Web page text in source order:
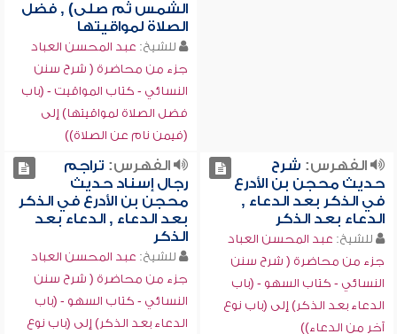
الشمس ثم صلى) , فضل
الصلاة لمواقيتها
للشيخ: عبد المحسن العباد
جزء من محاضرة ( شرح سنن
النسائي - كتاب المواقيت - (باب
فضل الصلاة لمواقيتها) إلى
(فيمن نام عن الصلاة))
الفهرس: شرح
حديث محجن بن الأدرع
في الذكر بعد الدعاء ,
الدعاء بعد الذكر
للشيخ: عبد المحسن العباد
جزء من محاضرة ( شرح سنن
النسائي - كتاب السهو - (باب
الدعاء بعد الذكر) إلى (باب نوع
آخر من الدعاء))
الفهرس: تراجم
رجال إسناد حديث
محجن بن الأدرع في الذكر
بعد الدعاء , الدعاء بعد
الذكر
للشيخ: عبد المحسن العباد
جزء من محاضرة ( شرح سنن
النسائي - كتاب السهو - (باب
الدعاء بعد الذكر) إلى (باب نوع